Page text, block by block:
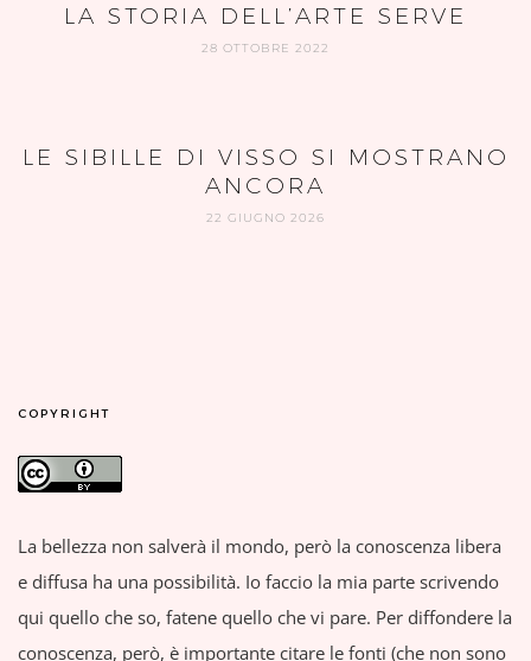
LA STORIA DELL’ARTE SERVE
28 OTTOBRE 2022
LE SIBILLE DI VISSO SI MOSTRANO
ANCORA
22 GIUGNO 2026
COPYRIGHT
La bellezza non salverà il mondo, però la conoscenza libera
e diffusa ha una possibilità. Io faccio la mia parte scrivendo
qui quello che so, fatene quello che vi pare. Per diffondere la
conoscenza, però, è importante citare le fonti (che non sono